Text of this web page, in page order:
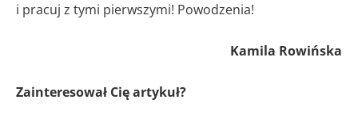
i pracuj z tymi pierwszymi! Powodzenia!
Kamila Rowińska
Zainteresował Cię artykuł?